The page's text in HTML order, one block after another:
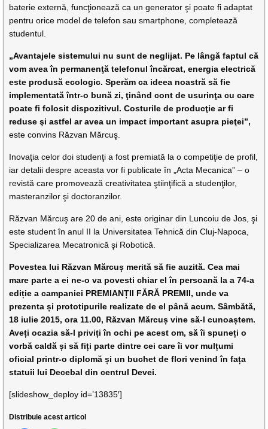
baterie externă, funcţionează ca un generator şi poate fi adaptat
pentru orice model de telefon sau smartphone, completează
studentul.
„Avantajele sistemului nu sunt de neglijat. Pe lângă faptul că
vom avea în permanenţă telefonul încărcat, energia electrică
este produsă ecologic. Sperăm ca ideea noastră să fie
implementată într-o bună zi, ţinând cont de usurinţa cu care
poate fi folosit dispozitivul. Costurile de producţie ar fi
reduse şi astfel ar avea un impact important asupra pieţei”,
este convins Răzvan Mărcuş.
Inovaţia celor doi studenţi a fost premiată la o competiţie de profil,
iar detalii despre aceasta vor fi publicate în „Acta Mecanica” – o
revistă care promovează creativitatea ştiinţifică a studenţilor,
masteranzilor şi doctoranzilor.
Răzvan Mărcuş are 20 de ani, este originar din Luncoiu de Jos, şi
este student în anul II la Universitatea Tehnică din Cluj-Napoca,
Specializarea Mecatronică şi Robotică.
Povestea lui Răzvan Mărcuș merită să fie auzită. Cea mai
mare parte a ei ne-o va povesti chiar el în persoană la a 74-a
ediție a campaniei PREMIANȚII FĂRĂ PREMII, unde va
prezenta și prototipurile realizate de el până acum. Sâmbătă,
18 iulie 2015, ora 11.00, Răzvan Mărcuș vine să-l cunoaștem.
Aveți ocazia să-l priviți în ochi pe acest om, să îi spuneți o
vorbă caldă și să fiți parte dintre cei care îi vor mulțumi
oficial printr-o diplomă și un buchet de flori venind în fața
statuii lui Decebal din centrul Devei.
[slideshow_deploy id=’13835′]
Distribuie acest articol